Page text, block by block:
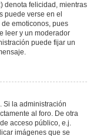
denota felicidad, mientras
puede verse en el
emoticonos, pues
leer y un moderador
puede fijar un
Si la administración
al foro. De otra
acceso público, e.j.
imágenes que se